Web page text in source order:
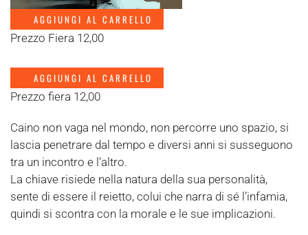
AGGIUNGI AL CARRELLO
Prezzo Fiera 12,00
AGGIUNGI AL CARRELLO
Prezzo fiera 12,00
Caino non vaga nel mondo, non percorre uno spazio, si
lascia penetrare dal tempo e diversi anni si susseguono
tra un incontro e l’altro.
La chiave risiede nella natura della sua personalità,
sente di essere il reietto, colui che narra di sé l’infamia,
quindi si scontra con la morale e le sue implicazioni.